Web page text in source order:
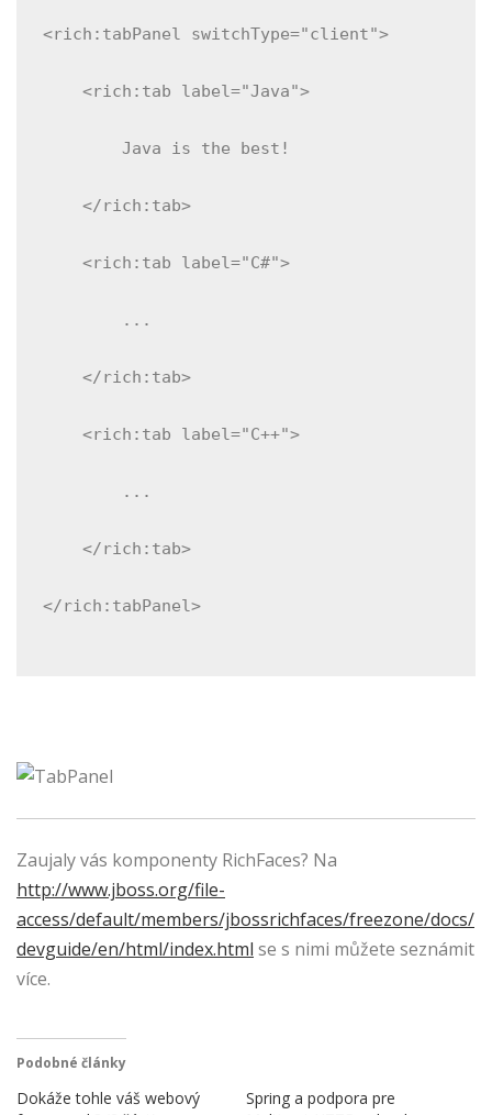
<rich:tabPanel switchType="client">
    <rich:tab label="Java">
        Java is the best!
    </rich:tab>
    <rich:tab label="C#">
        ...
    </rich:tab>
    <rich:tab label="C++">
        ...
    </rich:tab>
</rich:tabPanel>
Zaujaly vás komponenty RichFaces? Na
http://www.jboss.org/file-
access/default/members/jbossrichfaces/freezone/docs/
devguide/en/html/index.html se s nimi můžete seznámit
více.
Podobné články
Dokáže tohle váš webový
Spring a podpora pre